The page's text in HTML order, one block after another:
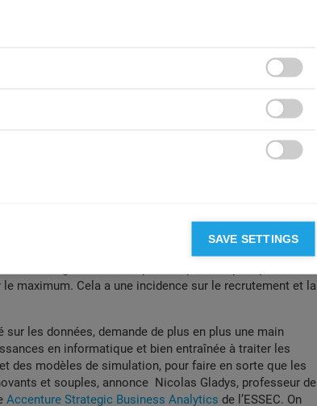
maximum. Cela a une incidence sur le recrutement et la
sur les données, demande de plus en plus une main
en informatique et bien entraînée à traiter les
des modèles de simulation, pour faire en sorte que les
et souples, annonce Nicolas Gladys, professeur de
Accenture Strategic Business Analytics de l’ESSEC. On
SAVE SETTINGS